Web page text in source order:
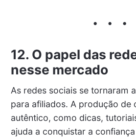
12. O papel das
nesse mercado
As redes sociais se tornaram
para afiliados. A produção de
autêntico, como dicas,
ajuda a conquistar a